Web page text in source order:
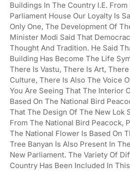
Buildings In The Country I.e. From
Parliament House Our Loyalty Is
Only One, The Development Of
Minister Modi Said That
Thought And Tradition. He Said
Building Has Become The Life
There Is Vastu, There Is Art,
Culture, There Is Also The Voice
You Are Seeing That The Interior
Based On The National Bird
That The Design Of The New Lok
From The National Bird Peacock,
The National Flower Is Based On
Tree Banyan Is Also Present In
New Parliament. The Variety Of
Country Has Been Included In